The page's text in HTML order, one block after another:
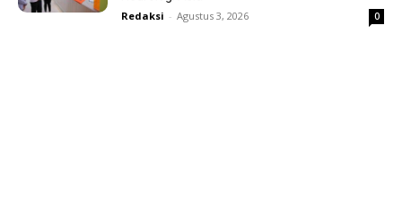
Redaksi - Agustus 3, 2026 0